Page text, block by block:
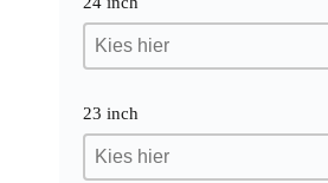
24 inch
24 inch
24 inch
23 inch
23 inch
23 inch
23 inch